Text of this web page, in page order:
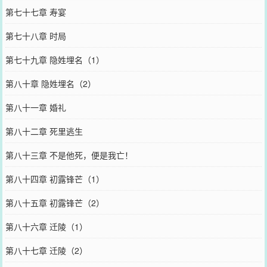
第七十七章 寿宴
第七十八章 时局
第七十九章 隐姓埋名（1）
第八十章 隐姓埋名（2）
第八十一章 婚礼
第八十二章 死里逃生
第八十三章 不是他死，便是我亡！
第八十四章 初露锋芒（1）
第八十五章 初露锋芒（2）
第八十六章 迁陵（1）
第八十七章 迁陵（2）